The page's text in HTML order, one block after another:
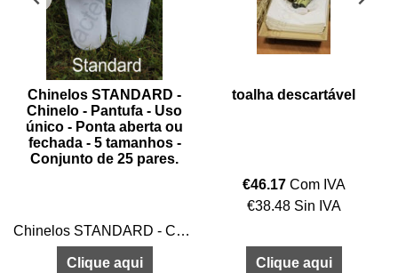
Chinelos STANDARD -
Chinelo - Pantufa - Uso
único - Ponta aberta ou
fechada - 5 tamanhos -
Conjunto de 25 pares.
Chinelos STANDARD - Chinelo - Pantufa - Uso único - Ponta aberta ou fechada - 5 tamanhos - Conjunto de 25 pares.
Clique aqui
toalha descartável
€46.17 Com IVA
€38.48 Sin IVA
Clique aqui